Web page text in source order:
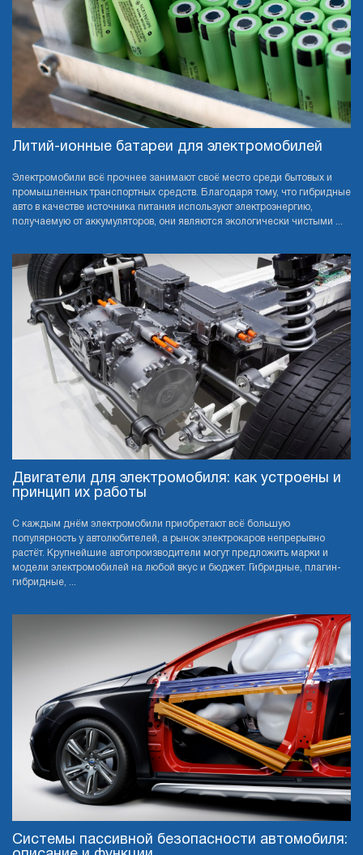
Литий-ионные батареи для электромобилей
Электромобили всё прочнее занимают своё место среди бытовых и
промышленных транспортных средств. Благодаря тому, что гибридные
авто в качестве источника питания используют электроэнергию,
получаемую от аккумуляторов, они являются экологически чистыми ...
Двигатели для электромобиля: как устроены и
принцип их работы
С каждым днём электромобили приобретают всё большую
популярность у автолюбителей, а рынок электрокаров непрерывно
растёт. Крупнейшие автопроизводители могут предложить марки и
модели электромобилей на любой вкус и бюджет. Гибридные, плагин-
гибридные, ...
Системы пассивной безопасности автомобиля: